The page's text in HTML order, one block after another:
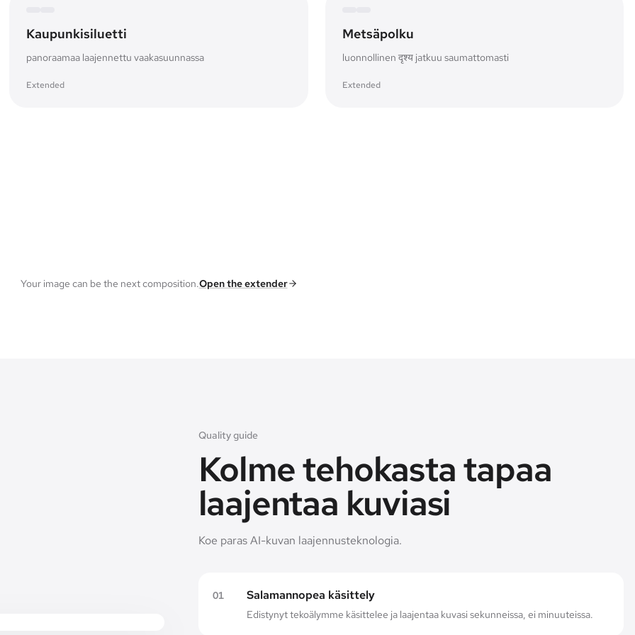
Kaupunkisiluetti
panoraamaa laajennettu vaakasuunnassa
Extended
Metsäpolku
luonnollinen दृश्य jatkuu saumattomasti
Extended
Your image can be the next composition.Open the extender
Quality guide
Kolme tehokasta tapaa
laajentaa kuviasi
Koe paras AI-kuvan laajennusteknologia.
01 Salamannopea käsittely
Edistynyt tekoälymme käsittelee ja laajentaa kuvasi sekunneissa, ei minuuteissa.